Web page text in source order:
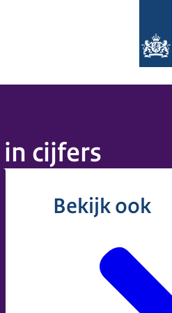
cijfers
Bekijk ook